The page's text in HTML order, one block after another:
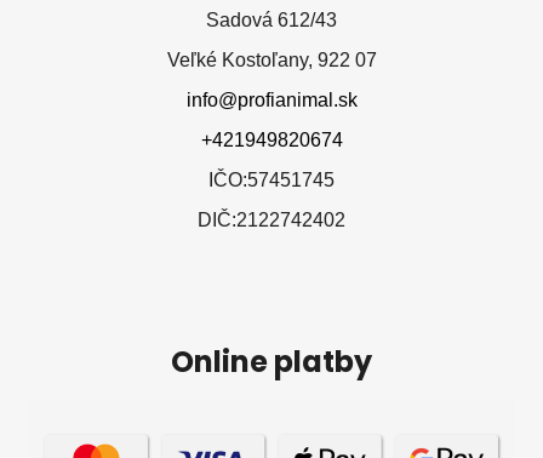
Sadová 612/43
Veľké Kostoľany, 922 07
info@profianimal.sk
+421949820674
IČO:57451745
DIČ:2122742402
Online platby